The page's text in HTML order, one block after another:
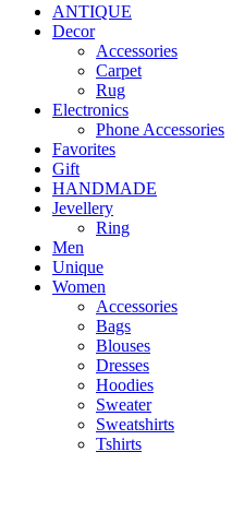
ANTIQUE
Decor
Accessories
Carpet
Rug
Electronics
Phone Accessories
Favorites
Gift
HANDMADE
Jevellery
Ring
Men
Unique
Women
Accessories
Bags
Blouses
Dresses
Hoodies
Sweater
Sweatshirts
Tshirts